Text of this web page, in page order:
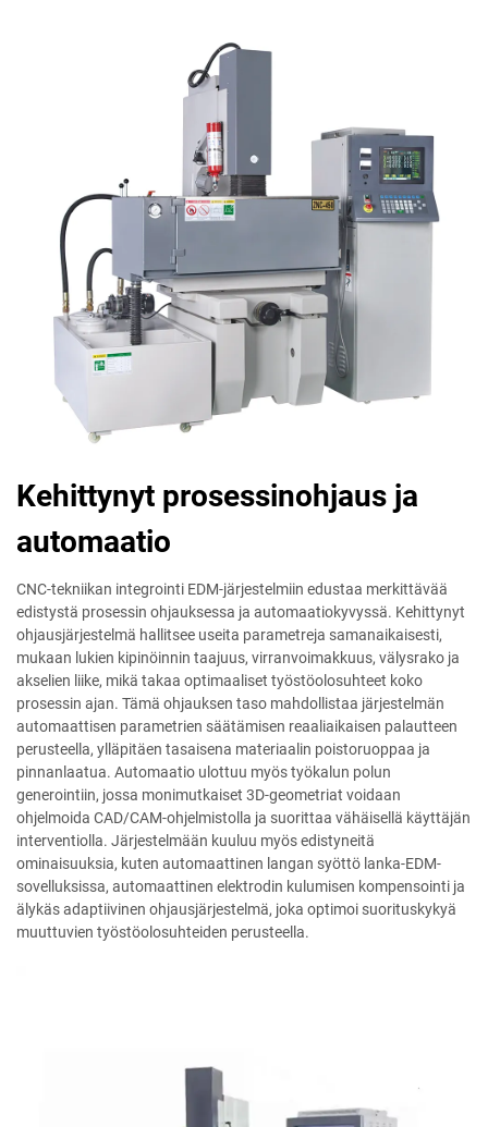
Kehittynyt prosessinohjaus ja
automaatio
CNC-tekniikan integrointi EDM-järjestelmiin edustaa merkittävää
edistystä prosessin ohjauksessa ja automaatiokyvyssä. Kehittynyt
ohjausjärjestelmä hallitsee useita parametreja samanaikaisesti,
mukaan lukien kipinöinnin taajuus, virranvoimakkuus, välysrako ja
akselien liike, mikä takaa optimaaliset työstöolosuhteet koko
prosessin ajan. Tämä ohjauksen taso mahdollistaa järjestelmän
automaattisen parametrien säätämisen reaaliaikaisen palautteen
perusteella, ylläpitäen tasaisena materiaalin poistoruoppaa ja
pinnanlaatua. Automaatio ulottuu myös työkalun polun
generointiin, jossa monimutkaiset 3D-geometriat voidaan
ohjelmoida CAD/CAM-ohjelmistolla ja suorittaa vähäisellä käyttäjän
interventiolla. Järjestelmään kuuluu myös edistyneitä
ominaisuuksia, kuten automaattinen langan syöttö lanka-EDM-
sovelluksissa, automaattinen elektrodin kulumisen kompensointi ja
älykäs adaptiivinen ohjausjärjestelmä, joka optimoi suorituskykyä
muuttuvien työstöolosuhteiden perusteella.